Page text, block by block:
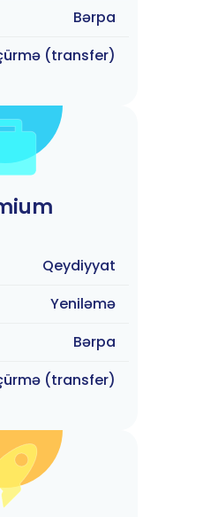
Bərpa
(transfer)
Qeydiyyat
Yeniləmə
Bərpa
(transfer)